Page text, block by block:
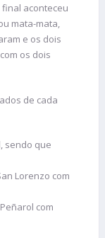
aconteceu
mata-mata,
e os dois
os dois
de cada
sendo que
Lorenzo com
com